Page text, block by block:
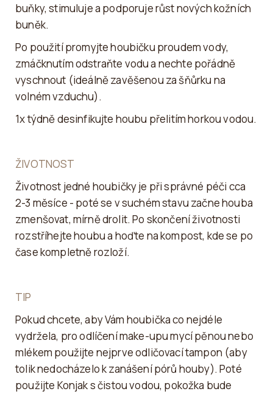
buňky, stimuluje a podporuje růst nových kožních
buněk.
Po použití promyjte houbičku proudem vody,
zmáčknutím odstraňte vodu a nechte pořádně
vyschnout (ideálně zavěšenou za šňůrku na
volném vzduchu).
1x týdně desinfikujte houbu přelitím horkou vodou.
ŽIVOTNOST
Životnost jedné houbičky je při správné péči cca
2-3 měsíce - poté se v suchém stavu začne houba
zmenšovat, mírně drolit. Po skončení životnosti
rozstříhejte houbu a hoďte na kompost, kde se po
čase kompletně rozloží.
TIP
Pokud chcete, aby Vám houbička co nejdéle
vydržela, pro odlíčení make-upu mycí pěnou nebo
mlékem použijte nejprve odličovací tampon (aby
tolik nedocházelo k zanášení pórů houby). Poté
použijte Konjak s čistou vodou, pokožka bude